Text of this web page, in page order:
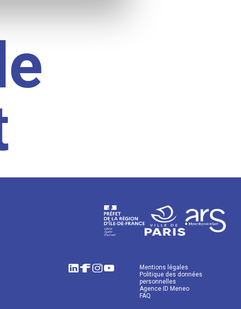
Mentions légales
Politique des données
personnelles
Agence ID Meneo
FAQ